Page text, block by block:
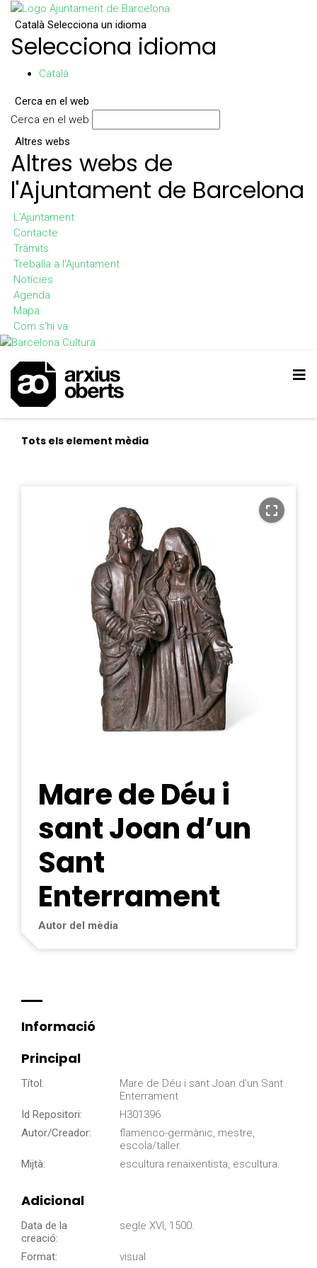
Català Selecciona un idioma
Selecciona idioma
Català
Cerca en el web
Cerca en el web
Altres webs
Altres webs de
l'Ajuntament de Barcelona
L'Ajuntament
Contacte
Tràmits
Treballa a l'Ajuntament
Notícies
Agenda
Mapa
Com s'hi va
Tots els element mèdia
Mare de Déu i
sant Joan d’un
Sant
Enterrament
Autor del mèdia
Informació
Principal
Títol:
Mare de Déu i sant Joan d’un Sant
Enterrament
Id Repositori:
H301396
Autor/Creador:
flamenco-germànic, mestre,
escola/taller.
Mijtà:
escultura renaixentista, escultura.
Adicional
Data de la
creació:
segle XVI, 1500.
Format: visual